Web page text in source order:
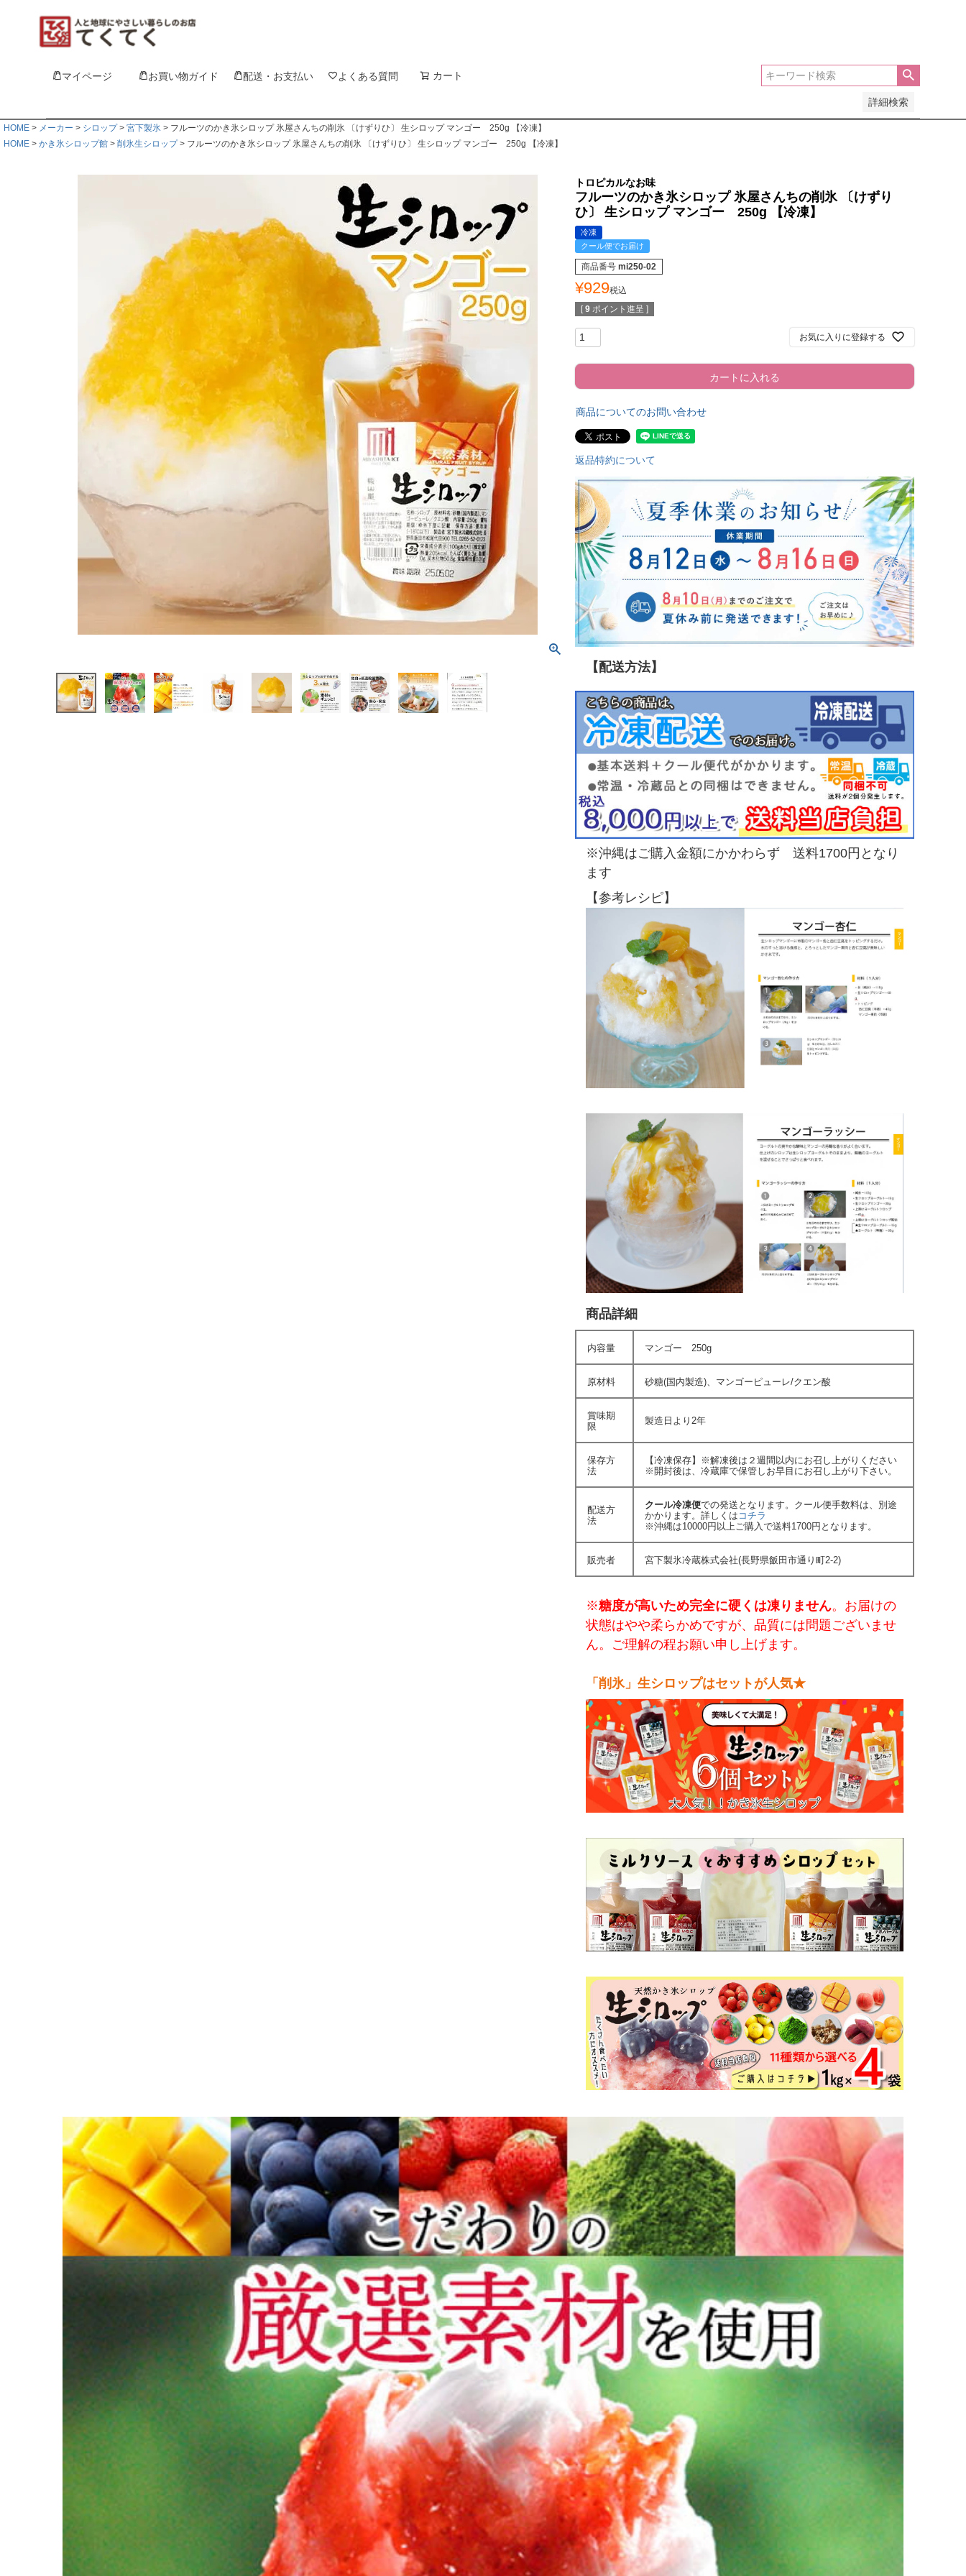
マイページ お買い物ガイド 配送・お支払い よくある質問 カート
詳細検索
HOME メーカー シロップ 宮下製氷
フルーツのかき氷シロップ 氷屋さんちの削氷 〔けずりひ〕 生シロップ マンゴー 250g 【冷凍】
HOME
かき氷シロップ館 削氷生シロップ フルーツのかき氷シロップ 氷屋さんちの削氷 〔けずりひ〕 生シロップ マンゴー 250g 【冷凍】
トロピカルなお味
フルーツのかき氷シロップ 氷屋さんちの削氷 〔けずり
ひ〕 生シロップ マンゴー 250g 【冷凍】
冷凍
クール便でお届け
商品番号 mi250-02
¥929税込
[ 9 ポイント進呈 ]
お気に入りに登録する
カートに入れる
商品についてのお問い合わせ
返品特約について
【配送方法】
※沖縄はご購入金額にかかわらず 送料1700円となり
ます
【参考レシピ】
商品詳細
内容量 マンゴー 250g
原材料 砂糖(国内製造)、マンゴーピューレ/クエン酸
賞味期
限
製造日より2年
保存方
法
【冷凍保存】※解凍後は２週間以内にお召し上がりください
※開封後は、冷蔵庫で保管しお早目にお召し上がり下さい。
配送方
法
クール冷凍便での発送となります。クール便手数料は、別途
かかります。詳しくは コチラ
※沖縄は10000円以上ご購入で送料1700円となります。
販売者 宮下製氷冷蔵株式会社(長野県飯田市通り町2-2)
※糖度が高いため完全に硬くは凍りません。お届けの
状態はやや柔らかめですが、品質には問題ございませ
ん。ご理解の程お願い申し上げます。
「削氷」生シロップはセットが人気★